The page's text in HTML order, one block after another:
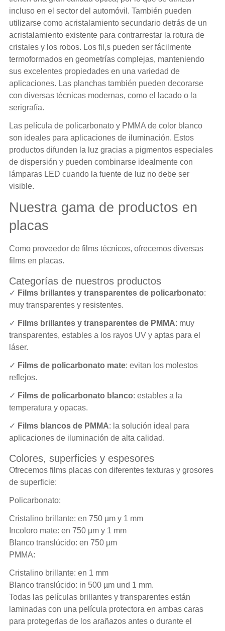
incluso en el sector del automóvil. También pueden
utilizarse como acristalamiento secundario detrás de un
acristalamiento existente para contrarrestar la rotura de
cristales y los robos. Los fil,s pueden ser fácilmente
termoformados en geometrías complejas, manteniendo
sus excelentes propiedades en una variedad de
aplicaciones. Las planchas también pueden decorarse
con diversas técnicas modernas, como el lacado o la
serigrafía.
Las película de policarbonato y PMMA de color blanco
son ideales para aplicaciones de iluminación. Estos
productos difunden la luz gracias a pigmentos especiales
de dispersión y pueden combinarse idealmente con
lámparas LED cuando la fuente de luz no debe ser
visible.
Nuestra gama de productos en
placas
Como proveedor de films técnicos, ofrecemos diversas
films en placas.
Categorías de nuestros productos
✓ Films brillantes y transparentes de policarbonato:
muy transparentes y resistentes.
✓ Films brillantes y transparentes de PMMA: muy
transparentes, estables a los rayos UV y aptas para el
láser.
✓ Films de policarbonato mate: evitan los molestos
reflejos.
✓ Films de policarbonato blanco: estables a la
temperatura y opacas.
✓ Films blancos de PMMA: la solución ideal para
aplicaciones de iluminación de alta calidad.
Colores, superficies y espesores
Ofrecemos films placas con diferentes texturas y grosores
de superficie:
Policarbonato:
Cristalino brillante: en 750 µm y 1 mm
Incoloro mate: en 750 µm y 1 mm
Blanco translúcido: en 750 µm
PMMA:
Cristalino brillante: en 1 mm
Blanco translúcido: in 500 µm und 1 mm.
Todas las películas brillantes y transparentes están
laminadas con una película protectora en ambas caras
para protegerlas de los arañazos antes o durante el